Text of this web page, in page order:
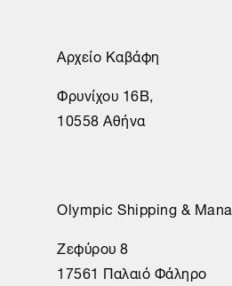
Αρχείο Καβάφη
Φρυνίχου 16Β,
10558 Αθήνα
Olympic Shipping &
Ζεφύρου 8
17561 Παλαιό Φάληρο